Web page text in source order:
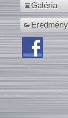
Galéria